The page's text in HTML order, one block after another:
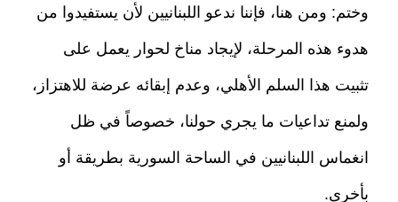
وختم: ومن هنا، فإننا ندعو اللبنانيين لأن يستفيدوا من
هدوء هذه المرحلة، لإيجاد مناخ لحوار يعمل على
تثبيت هذا السلم الأهلي، وعدم إبقائه عرضة للاهتزاز،
ولمنع تداعيات ما يجري حولنا، خصوصاً في ظل
انغماس اللبنانيين في الساحة السورية بطريقة أو
بأخرى.